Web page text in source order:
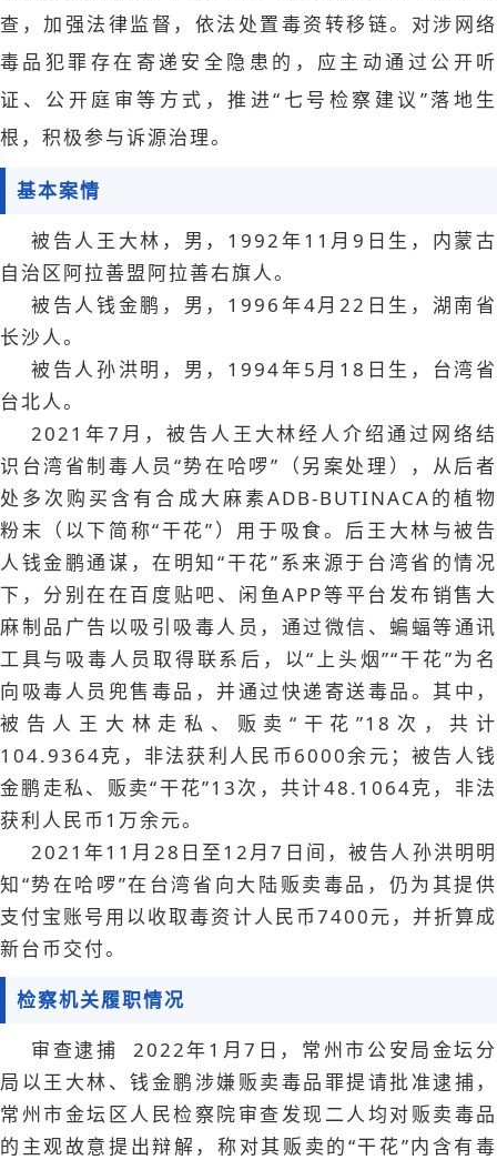
查，加强法律监督，依法处置毒资转移链。对涉网络
毒品犯罪存在寄递安全隐患的，应主动通过公开听
证、公开庭审等方式，推进“七号检察建议”落地生
根，积极参与诉源治理。
基本案情
被告人王大林，男，1992年11月9日生，内蒙古
自治区阿拉善盟阿拉善右旗人。
被告人钱金鹏，男，1996年4月22日生，湖南省
长沙人。
被告人孙洪明，男，1994年5月18日生，台湾省
台北人。
2021年7月，被告人王大林经人介绍通过网络结
识台湾省制毒人员“势在哈啰”（另案处理），从后者
处多次购买含有合成大麻素ADB-BUTINACA的植物
粉末（以下简称“干花”）用于吸食。后王大林与被告
人钱金鹏通谋，在明知“干花”系来源于台湾省的情况
下，分别在在百度贴吧、闲鱼APP等平台发布销售大
麻制品广告以吸引吸毒人员，通过微信、蝙蝠等通讯
工具与吸毒人员取得联系后，以“上头烟”“干花”为名
向吸毒人员兜售毒品，并通过快递寄送毒品。其中，
被告人王大林走私、贩卖“干花”18次，共计
104.9364克，非法获利人民币6000余元；被告人钱
金鹏走私、贩卖“干花”13次，共计48.1064克，非法
获利人民币1万余元。
2021年11月28日至12月7日间，被告人孙洪明明
知“势在哈啰”在台湾省向大陆贩卖毒品，仍为其提供
支付宝账号用以收取毒资计人民币7400元，并折算成
新台币交付。
检察机关履职情况
审查逮捕 2022年1月7日，常州市公安局金坛分
局以王大林、钱金鹏涉嫌贩卖毒品罪提请批准逮捕，
常州市金坛区人民检察院审查发现二人均对贩卖毒品
的主观故意提出辩解，称对其贩卖的“干花”内含有毒